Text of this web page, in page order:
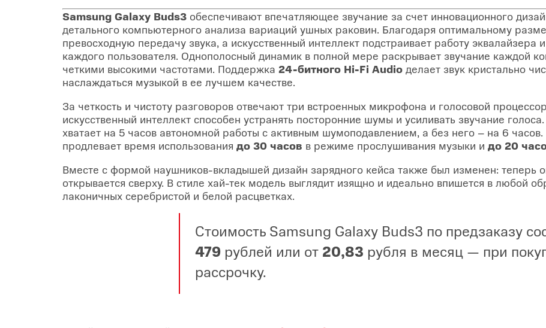
Samsung Galaxy Buds3 обеспечивают впечатляющее звучание за счет инновационного
детального компьютерного анализа вариаций ушных раковин. Благодаря оптимальному
превосходную передачу звука, а искусственный интеллект подстраивает работу
каждого пользователя. Однополосный динамик в полной мере раскрывает звучание каждой
четкими высокими частотами. Поддержка 24-битного Hi-Fi Audio делает звук кристально
наслаждаться музыкой в ее лучшем качестве.
За четкость и чистоту разговоров отвечают три встроенных микрофона и голосовой
искусственный интеллект способен устранять посторонние шумы и усиливать звучание
хватает на 5 часов автономной работы с активным шумоподавлением, а без него – на 6
продлевает время использования до 30 часов в режиме прослушивания музыки и до 20
Вместе с формой наушников-вкладышей дизайн зарядного кейса также был изменен: теперь
открывается сверху. В стиле хай-тек модель выглядит изящно и идеально впишется в любой
лаконичных серебристой и белой расцветках.
Стоимость Samsung Galaxy Buds3 по предзаказу
479 рублей или от 20,83 рубля в месяц — при
рассрочку.